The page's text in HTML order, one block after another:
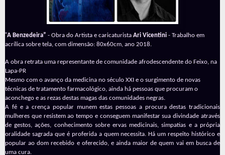
“A Benzedeira” - Obra do Artista e caricaturista Ari Vicentini - Trabalho em
acrílica sobre tela, com dimensão: 80x60cm, ano 2018.
A obra retrata uma representante de comunidade afrodescendente do Feixo, na
Lapa-PR
Mesmo com o avanço da medicina no século XXI e o surgimento de novas
técnicas de tratamento farmacológico, ainda há pessoas que procuram o
aconchego e as rezas destas magas das comunidades negras.
A fé e a crença popular munem estas pessoas a procura destas tradicionais
mulheres que resistem ao tempo e conseguem manifestar sua divindade através
de gestos, ações, conhecimento sobre ervas medicinais, simpatias e a própria
oralidade sagrada que é proferida a quem necessita. Há um respeito histórico e
popular ao dom recebido e oferecido, e ainda maior de quem vai em busca de
uma cura.